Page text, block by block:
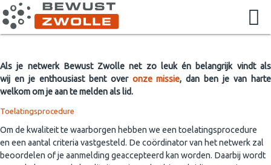
Als je netwerk Bewust Zwolle net zo leuk én belangrijk vindt als
wij en je enthousiast bent over onze missie, dan ben je van harte
welkom om je aan te melden als lid.
Toelatingsprocedure
Om de kwaliteit te waarborgen hebben we een toelatingsprocedure
en een aantal criteria vastgesteld. De coördinator van het netwerk zal
beoordelen of je aanmelding geaccepteerd kan worden. Daarbij wordt